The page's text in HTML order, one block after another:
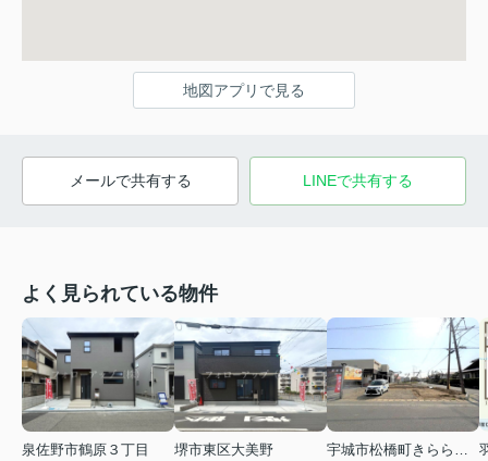
地図アプリで見る
メールで共有する LINEで共有する
よく見られている物件
泉佐野市鶴原３丁目
堺市東区大美野
宇城市松橋町きらら３丁目